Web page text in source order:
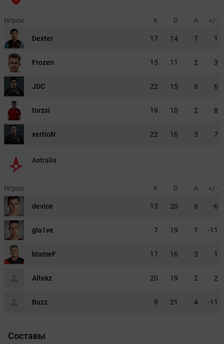
Игрок K D A +/-
Dexter 17 14 7 1
Frozen 15 11 2 3
JDC 22 15 6 6
torzsi 19 10 2 8
xertioN 22 16 3 7
Astralis
Игрок K D A +/-
device 13 20 6 -6
gla1ve 7 19 1 -11
blameF 17 16 3 1
Altekz 20 19 2 2
Buzz 9 21 4 -11
Составы